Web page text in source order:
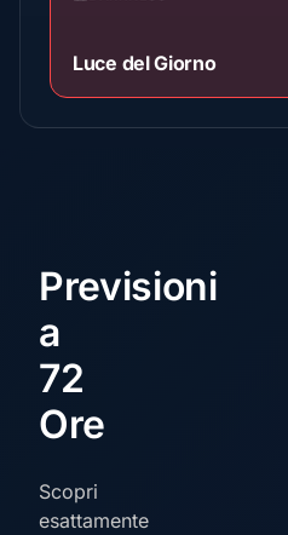
Luce del Giorno
Previsioni
a
72
Ore
Scopri
esattamente